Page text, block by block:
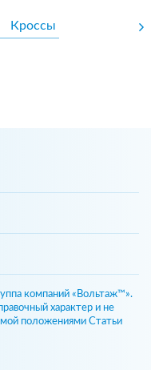
Кроссы
компаний «Вольтаж™».
характер и не
положениями Статьи